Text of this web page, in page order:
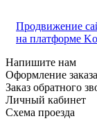
Продвижение
на платформе
Напишите нам
Оформление заказа
Заказ обратного
Личный кабинет
Схема проезда